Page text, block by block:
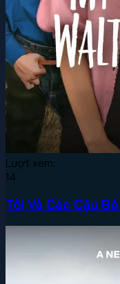
Lượt xem:
14
Tôi Và Các Cậu